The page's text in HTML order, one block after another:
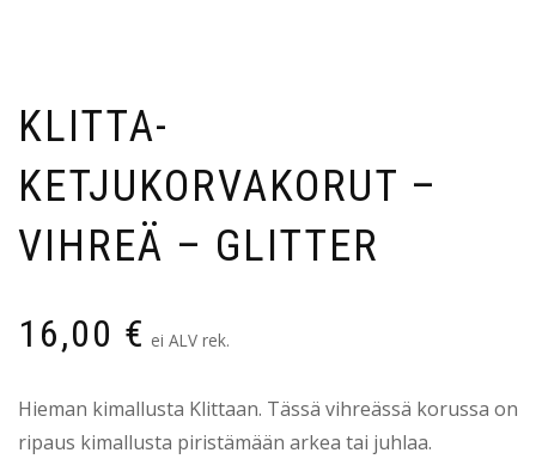
KLITTA-
KETJUKORVAKORUT –
VIHREÄ – GLITTER
16,00 € ei ALV rek.
Hieman kimallusta Klittaan. Tässä vihreässä korussa on
ripaus kimallusta piristämään arkea tai juhlaa.